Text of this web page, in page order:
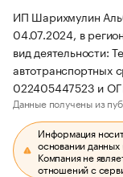
ИП Шарихмулин
04.07.2024, в
вид деятельности:
автотранспортных
022405447523 и
Данные получены из
Информация
основании данных
Компания не
отношений с